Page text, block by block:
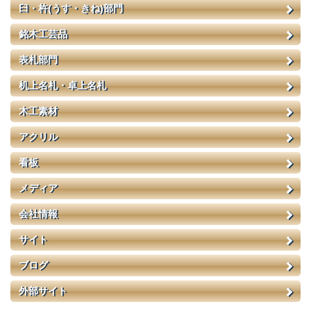
臼・杵(うす・きね)部門
銘木工芸品
表札部門
机上名札・卓上名札
木工素材
アクリル
看板
メディア
会社情報
サイト
ブログ
外部サイト